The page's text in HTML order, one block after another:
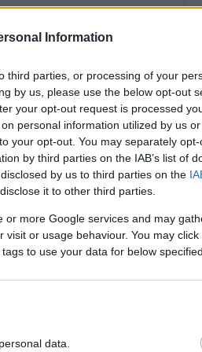
Information
third parties, or processing of your
by us, please use the below opt-out
your opt-out request is processed
personal information utilized by us
your opt-out. You may separately
by third parties on the IAB’s list of
by us to third parties on the
it to other third parties.
or more Google services and may
or usage behaviour. You may
to use your data for below
data.
Eiichiro Oda (@jp.eiichirooda)
Ολυμπιακούς Αγώνες
την πόζα από το
και το ίδιο έκανε και
πρωτάθλημα της
v-cv0ygkc6ywld)